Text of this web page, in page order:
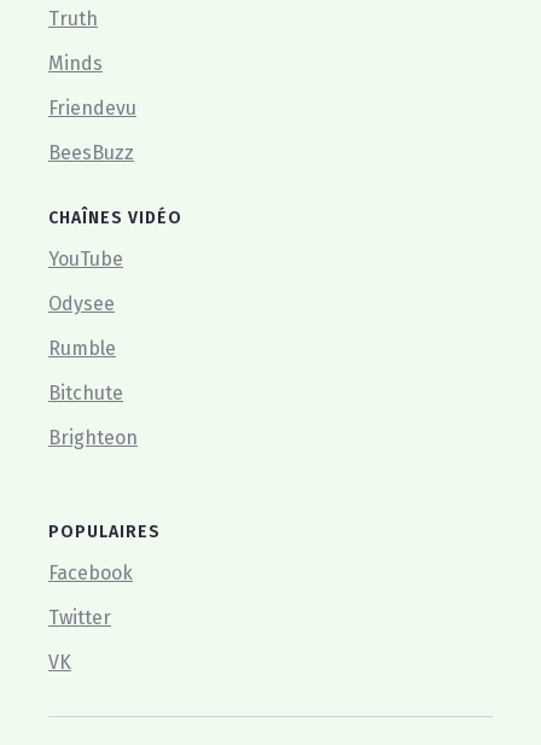
Truth
Minds
Friendevu
BeesBuzz
CHAÎNES VIDÉO
YouTube
Odysee
Rumble
Bitchute
Brighteon
POPULAIRES
Facebook
Twitter
VK